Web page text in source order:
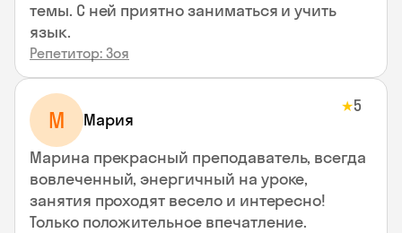
темы. С ней приятно заниматься и учить
язык.
Репетитор: Зоя
М Мария
★5
Марина прекрасный преподаватель, всегда
вовлеченный, энергичный на уроке,
занятия проходят весело и интересно!
Только положительное впечатление.